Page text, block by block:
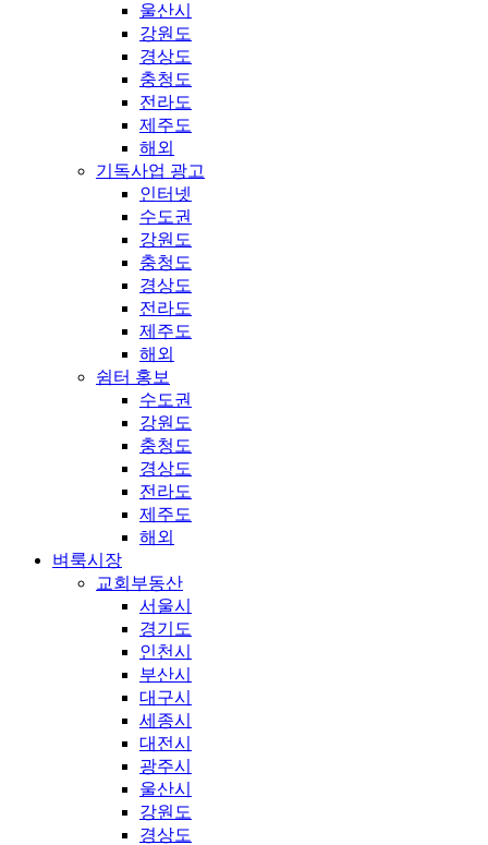
울산시
강원도
경상도
충청도
전라도
제주도
해외
기독사업 광고
인터넷
수도권
강원도
충청도
경상도
전라도
제주도
해외
쉼터 홍보
수도권
강원도
충청도
경상도
전라도
제주도
해외
벼룩시장
교회부동산
서울시
경기도
인천시
부산시
대구시
세종시
대전시
광주시
울산시
강원도
경상도